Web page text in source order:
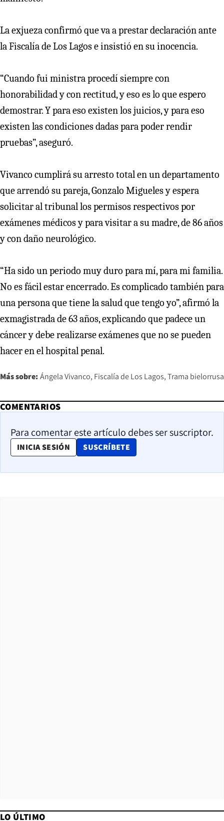
La exjueza confirmó que va a prestar declaración ante
la Fiscalía de Los Lagos e insistió en su inocencia.
“Cuando fui ministra procedí siempre con
honorabilidad y con rectitud, y eso es lo que espero
demostrar. Y para eso existen los juicios, y para eso
existen las condiciones dadas para poder rendir
pruebas”, aseguró.
Vivanco cumplirá su arresto total en un departamento
que arrendó su pareja, Gonzalo Migueles y espera
solicitar al tribunal los permisos respectivos por
exámenes médicos y para visitar a su madre, de 86 años
y con daño neurológico.
“Ha sido un periodo muy duro para mí, para mi familia.
No es fácil estar encerrado. Es complicado también para
una persona que tiene la salud que tengo yo”, afirmó la
exmagistrada de 63 años, explicando que padece un
cáncer y debe realizarse exámenes que no se pueden
hacer en el hospital penal.
Más sobre: Ángela Vivanco Fiscalía de Los Lagos Trama bielorrusa
COMENTARIOS
Para comentar este artículo debes ser suscriptor.
INICIA SESIÓN SUSCRÍBETE
OPENS IN NEW WINDOW
LO ÚLTIMO